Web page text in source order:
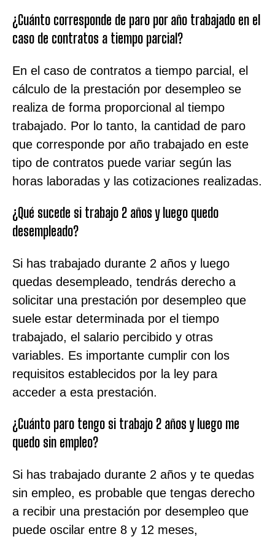
¿Cuánto corresponde de paro por año trabajado en el
caso de contratos a tiempo parcial?
En el caso de contratos a tiempo parcial, el
cálculo de la prestación por desempleo se
realiza de forma proporcional al tiempo
trabajado. Por lo tanto, la cantidad de paro
que corresponde por año trabajado en este
tipo de contratos puede variar según las
horas laboradas y las cotizaciones realizadas.
¿Qué sucede si trabajo 2 años y luego quedo
desempleado?
Si has trabajado durante 2 años y luego
quedas desempleado, tendrás derecho a
solicitar una prestación por desempleo que
suele estar determinada por el tiempo
trabajado, el salario percibido y otras
variables. Es importante cumplir con los
requisitos establecidos por la ley para
acceder a esta prestación.
¿Cuánto paro tengo si trabajo 2 años y luego me
quedo sin empleo?
Si has trabajado durante 2 años y te quedas
sin empleo, es probable que tengas derecho
a recibir una prestación por desempleo que
puede oscilar entre 8 y 12 meses,